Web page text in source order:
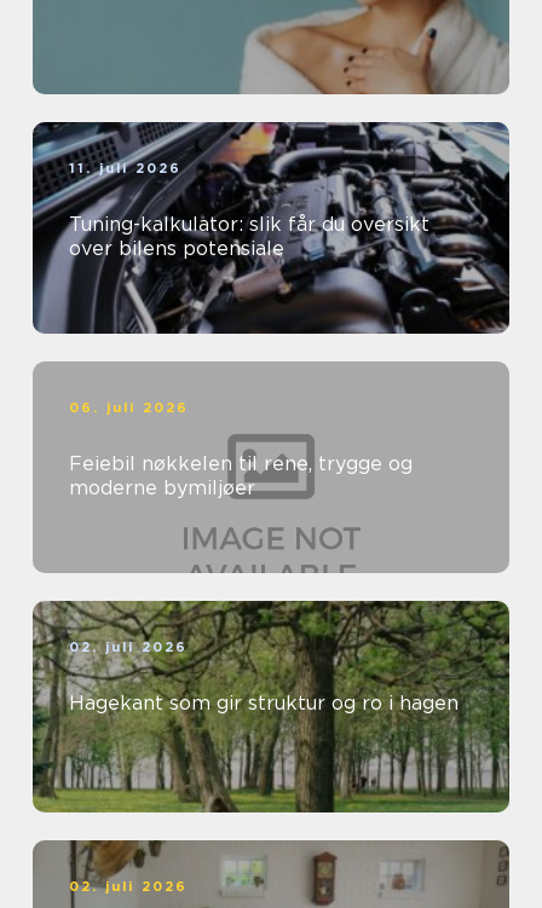
11. juli 2026
Tuning-kalkulator: slik får du oversikt
over bilens potensiale
06. juli 2026
Feiebil nøkkelen til rene, trygge og
moderne bymiljøer
02. juli 2026
Hagekant som gir struktur og ro i hagen
02. juli 2026